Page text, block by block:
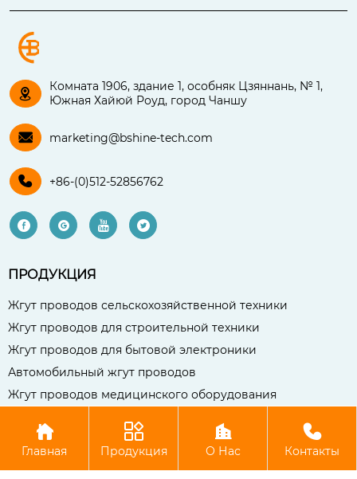

Комната 1906, здание 1, особняк Цзяннань, № 1,
Южная Хайюй Роуд, город Чаншу
 marketing@bshine-tech.com
 +86-(0)512-52856762
   
ПРОДУКЦИЯ
Жгут проводов сельскохозяйственной техники
Жгут проводов для строительной техники
Жгут проводов для бытовой электроники
Автомобильный жгут проводов
Жгут проводов медицинского оборудования
Авторское право©Чаншу Бо Сянь Компания электронных
технологий, ООО

Главная

Продукция

О Нас

Контакты